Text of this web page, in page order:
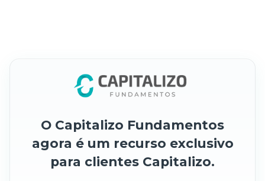
O Capitalizo Fundamentos
agora é um recurso exclusivo
para clientes Capitalizo.